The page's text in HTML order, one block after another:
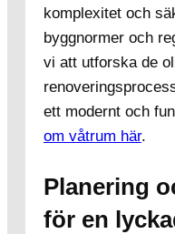
komplexitet och
byggnormer och
vi att utforska de
ett modernt och
om våtrum här.
Planering
för en